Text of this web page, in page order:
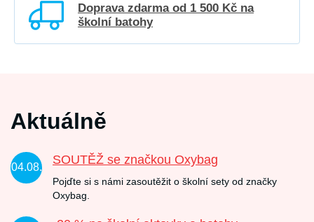
Doprava zdarma od 1 500 Kč na
školní batohy
Aktuálně
04.08.
SOUTĚŽ se značkou Oxybag
Pojďte si s námi zasoutěžit o školní sety od značky
Oxybag.